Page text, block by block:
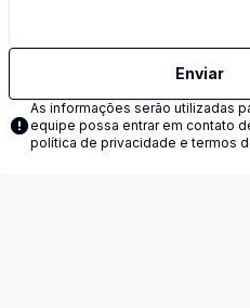
Enviar
As informações serão utilizadas
equipe possa entrar em contato
política de privacidade e termos